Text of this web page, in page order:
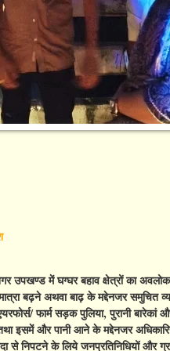
में घग्घर बहाव क्षेत्रों का
बढ़ने अथवा बाढ़ के मद्देनजर समुचित
फार्म सड़क पुलिया, पुरानी बारेकां
इसमें और पानी आने के मद्देनजर
निपटने के लिये जनप्रतिनिधियों और